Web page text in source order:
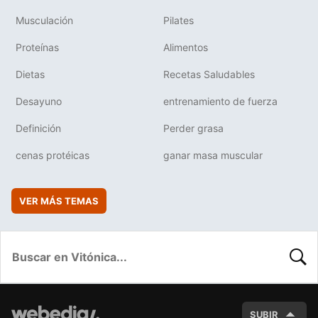
Musculación Pilates
Proteínas Alimentos
Dietas Recetas Saludables
Desayuno entrenamiento de fuerza
Definición Perder grasa
cenas protéicas ganar masa muscular
VER MÁS TEMAS
SUBIR